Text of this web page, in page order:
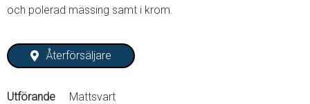
och polerad mässing samt i krom.
Återförsäljare
Utförande
Mattsvart